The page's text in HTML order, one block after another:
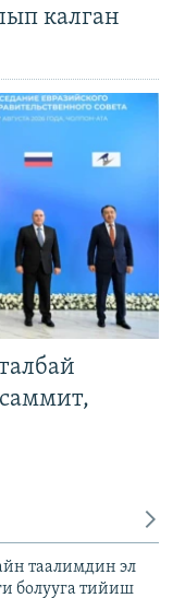
калган
таалимдин эл
болууга тийиш